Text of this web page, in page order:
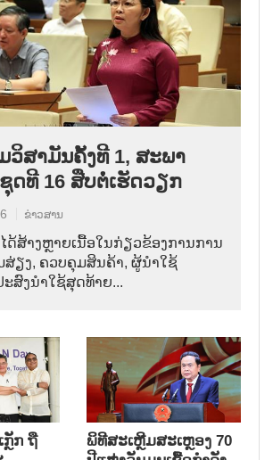
ວິສາມັນຄັ້ງທີ 1, ສະພາ
ດທີ 16 ສືບຕໍ່ເຮັດວຽກ
ຂ່າວສານ
ດ້ສ້າງຫຼາຍເນື້ອໃນກ່ຽວຂ້ອງການການ
ສ່ຽງ, ຄວບຄຸມສິນຄ້າ, ຜູ້ນຳໃຊ້
ສົງນຳໃຊ້ສຸດທ້າຍ...
ກຼັກ ຖື
ພິທີສະເຫຼີມສະເຫຼອງ 70